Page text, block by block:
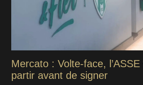
Mercato : Volte-face,
partir avant de signer